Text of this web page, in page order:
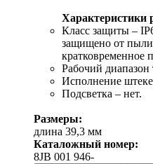
Характеристики
Класс защиты –
защищено от
кратковременное
Рабочий диапазон
Исполнение
Подсветка – нет.
Размеры:
длина 39,3 мм
Каталожный номер:
8JB 001 946-